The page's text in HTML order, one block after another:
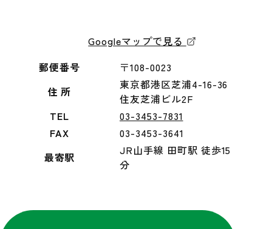
Googleマップで見る
郵便番号
〒108-0023
住 所
東京都港区芝浦4-16-36
住友芝浦ビル2F
TEL
03-3453-7831
FAX
03-3453-3641
最寄駅
JR山手線 田町駅 徒歩15
分